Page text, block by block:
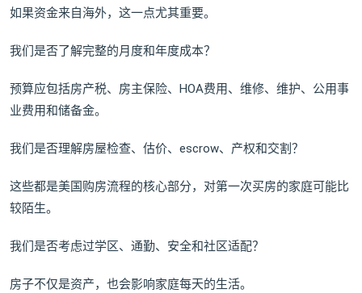
如果资金来自海外，这一点尤其重要。
我们是否了解完整的月度和年度成本？
预算应包括房产税、房主保险、HOA费用、维修、维护、公用事
业费用和储备金。
我们是否理解房屋检查、估价、escrow、产权和交割？
这些都是美国购房流程的核心部分，对第一次买房的家庭可能比
较陌生。
我们是否考虑过学区、通勤、安全和社区适配？
房子不仅是资产，也会影响家庭每天的生活。